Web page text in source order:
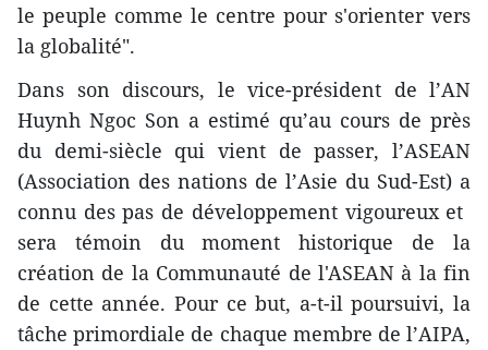
le peuple comme le centre pour s'orienter vers
la globalité".
Dans son discours, le vice-président de l’AN
Huynh Ngoc Son a estimé qu’au cours de près
du demi-siècle qui vient de passer, l’ASEAN
(Association des nations de l’Asie du Sud-Est) a
connu des pas de développement vigoureux et ​
sera témoin du moment historique de la
création de la Communauté de l'ASEAN à la fin
de cette année. Pour ​ce but, a-t-il poursuivi, la
tâche primordiale de chaque membre de l’AIPA,